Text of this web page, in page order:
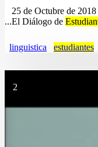
25 de Octubre de 2018
...El Diálogo de
linguistica estudiantes
2